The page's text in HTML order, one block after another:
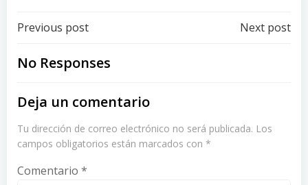
Post
navigation
Previous post Next post
No Responses
Deja un comentario
Tu dirección de correo electrónico no será publicada. Los
campos obligatorios están marcados con *
Comentario *